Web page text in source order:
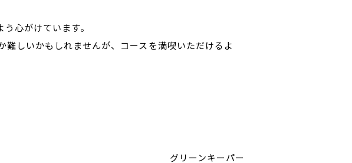
心がけています。
しいかもしれませんが、コースを満喫いただけるよ
グリーンキーパー